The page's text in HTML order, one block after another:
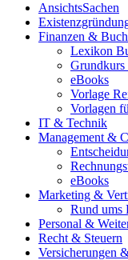
AnsichtsSachen
Finanzen &
Lexikon
eBooks
Vorlage
Vorlagen
IT & Technik
Management &
eBooks
Marketing &
Rund ums
Personal &
Recht & Steuern
Versicherungen